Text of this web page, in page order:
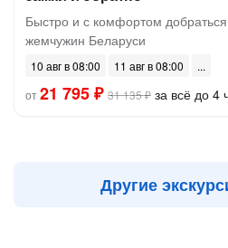
Быстро и с комфортом
жемчужин Беларуси
10 авг в 08:00
11 авг в 08:00
от21 795 ₽ 31 135 ₽ за всё до 4
Другие